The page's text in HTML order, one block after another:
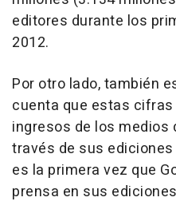
editores durante los
2012.
Por otro lado, también
cuenta que estas
ingresos de los medios
través de sus
es la primera vez que
prensa en sus